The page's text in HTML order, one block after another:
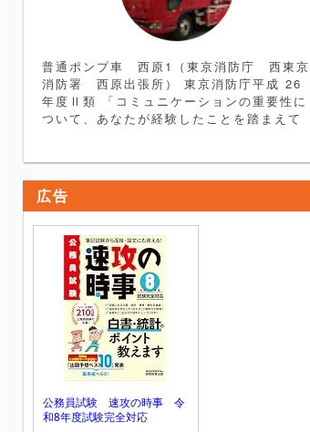
困難な経験」 を 「思い通りにいかなかっ
た経験」 と単純に置き換えて考えてみる
いかなかった際にどのように行動し、どの
ようなことを学んだのか多少盛ってでも構
わないのでPRすれば論題に答えることがで
きます。
普通ポンプ車 西原1（東京消防庁 西東京
消防署 西原出張所） 東京消防庁平成 26
年度Ⅱ類 「コミュニケーションの重要性に
ついて、あなたが経験したことを踏まえて
書く練習をしてみましょう。 解答例はヒン
ト編の次にあります。 ＜ヒント編＞ 論題
分析→構成 今回の論題はやや抽象的なもの
となっており一見すると書きづらい印象で
すが、重要な点はズバリ
広告
公務員試験 速攻の時事 令
和8年度試験完全対応